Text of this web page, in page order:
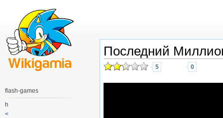
Последний
5 0
flash-games
h
<